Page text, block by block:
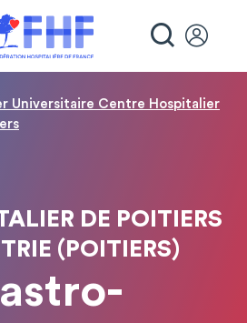
Universitaire Centre Hospitalier
DE POITIERS
(POITIERS)
cookies